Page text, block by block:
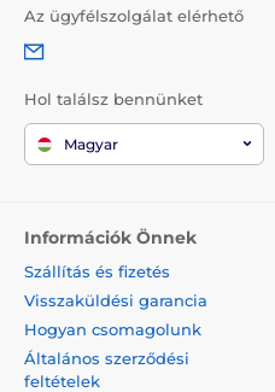
Az ügyfélszolgálat elérhető
Hol találsz bennünket
Magyar
Információk Önnek
Szállítás és fizetés
Visszaküldési garancia
Hogyan csomagolunk
Általános szerződési
feltételek